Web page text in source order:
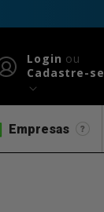
Login ou
Cadastre-se
Empresas